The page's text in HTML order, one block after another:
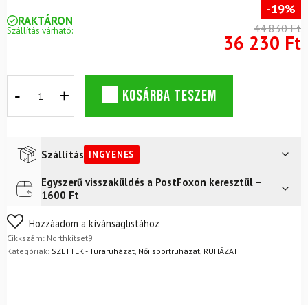
RAKTÁRON
Szállítás várható:
-19%
44 830 Ft
36 230 Ft
vízálló
W
Black
mennyiség
KOSÁRBA TESZEM
Szállítás INGYENES
Futár a címreIngyenes
FoxPost
Egyszerű visszaküldés a PostFoxon keresztül –
1600 Ft
Nem biztos a választásában? Semmi gond – a terméket
egyszerűen visszaküldheti 14 napon belül, indoklás nélkül.
Mik a visszaküldés feltételei?
Hozzáadom a kívánságlistához
Cikkszám: Northkitset9
Kategóriák: SZETTEK - Túraruházat, Női sportruházat, RUHÁZAT